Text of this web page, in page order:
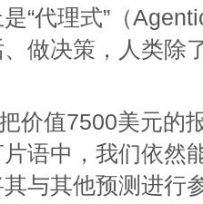
“代理式”（
做决策，人类除
价值7500美元的
语中，我们依然
与其他预测进行